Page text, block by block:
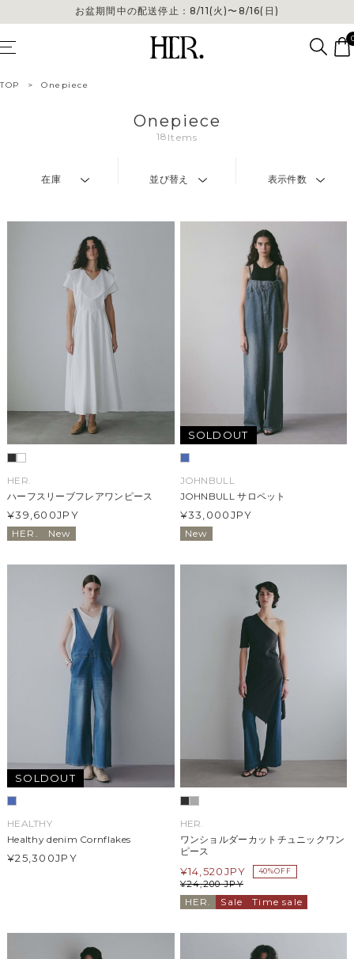
お盆期間中の配送停止：8/11(火)〜8/16(日)
お盆期間中の配送停止：8/11(火)〜8/16(日)
TOP > Onepiece
Onepiece
18 Items
在庫 並び替え 表示件数
HER.
ハーフスリーブフレアワンピース
¥39,600JPY
HER. New
SOLDOUT
JOHNBULL
JOHNBULL サロペット
¥33,000JPY
New
SOLDOUT
HEALTHY
Healthy denim Cornflakes
¥25,300JPY
HER.
ワンショルダーカットチュニックワン
ピース
¥24,200 JPY
¥14,520JPY 40%OFF
HER. Sale Time sale